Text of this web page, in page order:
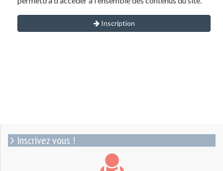
Inscription
Inscrivez vous !